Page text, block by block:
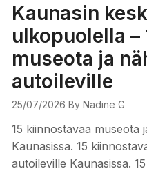
Kaunasin
ulkopuolella –
museota ja
autoileville
25/07/2026 By Nadine G
15 kiinnostavaa museota
Kaunasissa. 15
autoileville Kaunasissa.